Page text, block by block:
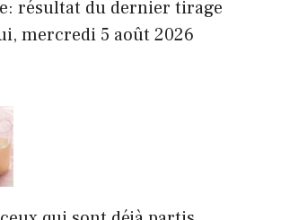
résultat du dernier tirage
mercredi 5 août 2026